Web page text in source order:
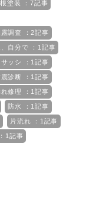
塗装 ：7記事
露調査 ：2記事
自分で ：1記事
ッシ ：1記事
震診断 ：1記事
れ修理 ：1記事
防水 ：1記事
片流れ ：1記事
1記事